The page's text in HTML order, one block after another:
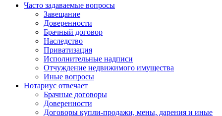
Часто задаваемые вопросы
Завещание
Доверенности
Брачный договор
Наследство
Приватизация
Исполнительные надписи
Отчуждение недвижимого имущества
Иные вопросы
Нотариус отвечает
Брачные договоры
Доверенности
Договоры купли-продажи, мены, дарения и иные